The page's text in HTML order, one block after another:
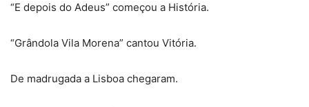
“E depois do Adeus” começou a História.
“Grândola Vila Morena” cantou Vitória.
De madrugada a Lisboa chegaram.